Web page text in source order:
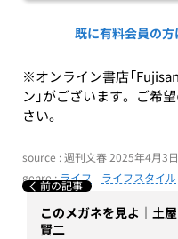
既に有料会員の
※オンライン書店「
ン」がございます。ご希
さい。
source : 週刊文春 2025年4月3
genre :ライフ ライフスタイル
前の記事
このメガネを見よ｜土屋
賢二